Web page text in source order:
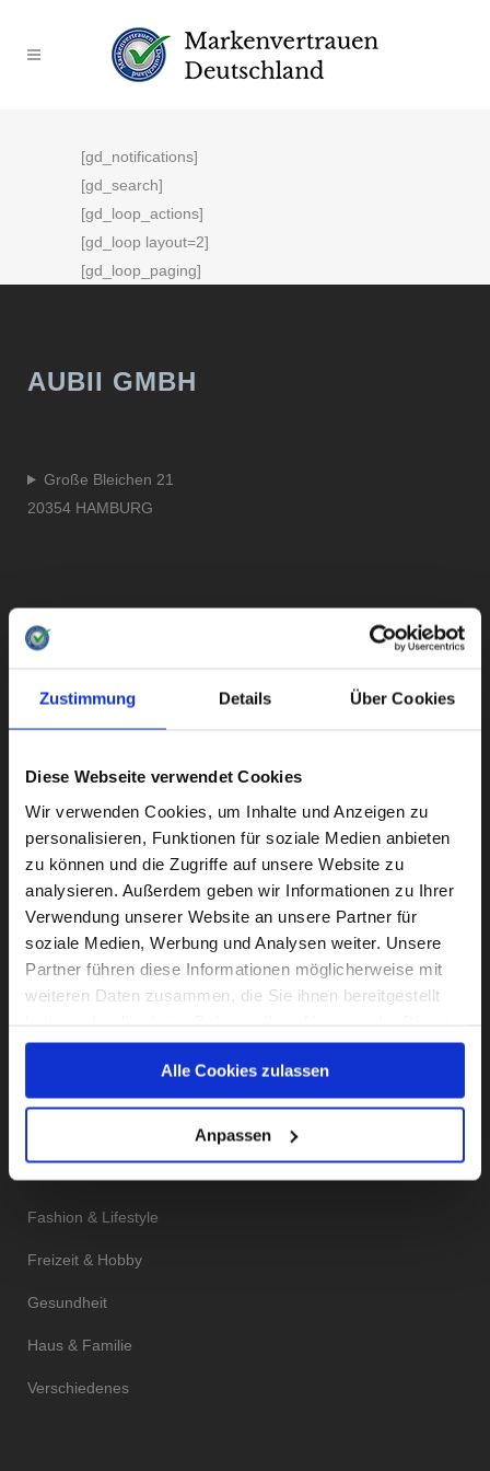
Zustimmung Details Über Cookies
Diese Webseite verwendet Cookies
Wir verwenden Cookies, um Inhalte und Anzeigen zu
personalisieren, Funktionen für soziale Medien anbieten
zu können und die Zugriffe auf unsere Website zu
analysieren. Außerdem geben wir Informationen zu Ihrer
Verwendung unserer Website an unsere Partner für
soziale Medien, Werbung und Analysen weiter. Unsere
Partner führen diese Informationen möglicherweise mit
weiteren Daten zusammen, die Sie ihnen bereitgestellt
gesammelt haben.
Unsere Datenschutzerklärung finden siehier.
Alle Cookies zulassen
Anpassen
[gd_notifications]
[gd_search]
[gd_loop_actions]
[gd_loop layout=2]
[gd_loop_paging]
AUBII GMBH
Große Bleichen 21
20354 HAMBURG
Instagram
DAS INSTITUT
Methodik
Über uns
Presse
Kontakt
KATEGORIEN
Fashion & Lifestyle
Freizeit & Hobby
Gesundheit
Haus & Familie
Verschiedenes